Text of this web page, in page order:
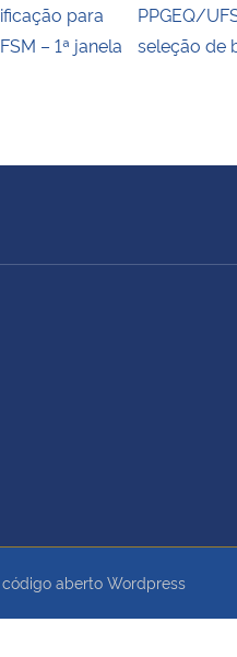
para
– 1ª janela
PPGEQ/
seleção de
aberto Wordpress